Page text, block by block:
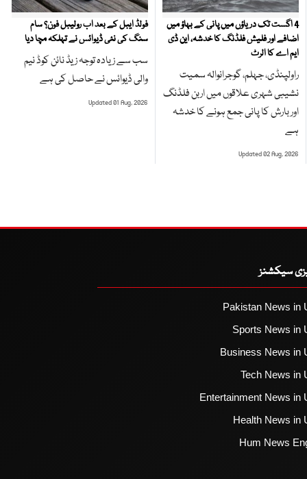
4 اگست تک دریاؤں میں پانی کے بہاؤ میں
اضافے اور فلیش فلڈنگ کا خدشہ، این ڈی
ایم اے کا الرٹ
راولپنڈی، جہلم، گوجرانوالہ سمیت
نشیبی شہری علاقوں میں اربن فلڈنگ
اور بارش کا پانی جمع ہونے کا خدشہ
ہے
Updated 02 Aug, 2026
فولڈ ایبل کے بعد اب رولیبل فون؟ سام
سنگ کی نئی ڈیوائس نے تہلکہ مچا دیا
سب سے زیادہ توجہ زیڈ نائن کوڈ نیم
والی ڈیوائس نے حاصل کی ہے
Updated 01 Aug, 2026
سیکشنز
Pakistan News in
Sports News in
Business News in
Tech News in
Entertainment News in
Health News in
Hum News